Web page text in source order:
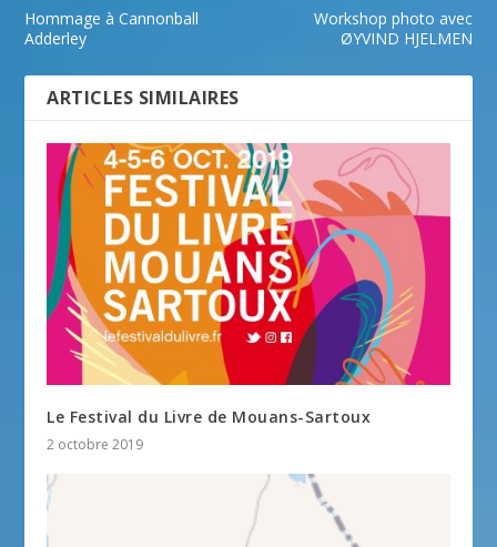
Hommage à Cannonball
Adderley
Workshop photo avec
ØYVIND HJELMEN
ARTICLES SIMILAIRES
Le Festival du Livre de Mouans-Sartoux
2 octobre 2019